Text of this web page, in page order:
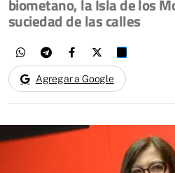
biometano, la Isla de los
suciedad de las calles
Agregar a Google